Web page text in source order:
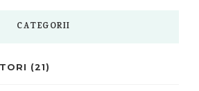
CATEGORII
(21)